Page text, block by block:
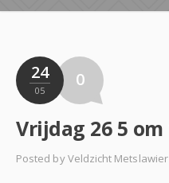
24
05
0
Posted by Veldzicht Metslawier